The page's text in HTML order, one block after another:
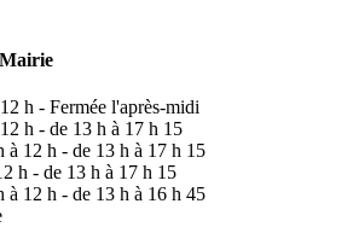
h - Fermée l'après-midi
h - de 13 h à 17 h 15
à 12 h - de 13 h à 17 h 15
h - de 13 h à 17 h 15
à 12 h - de 13 h à 16 h 45